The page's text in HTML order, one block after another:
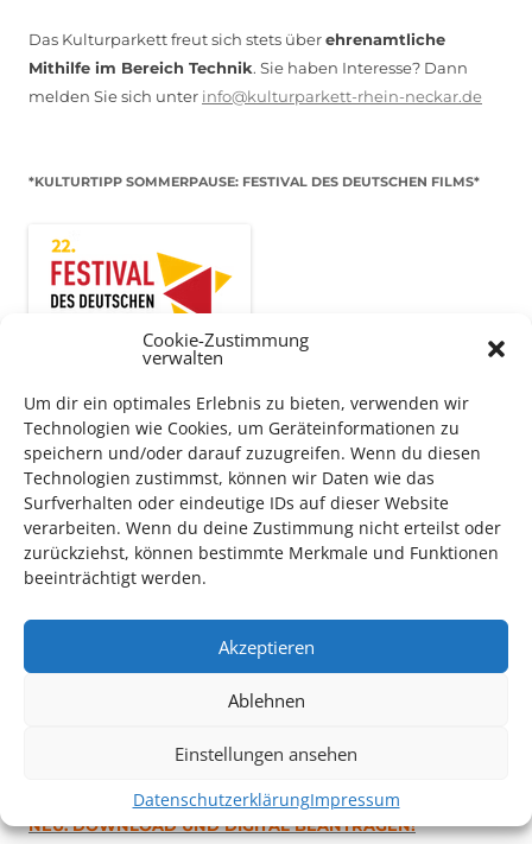
Cookie-Zustimmung
verwalten
Um dir ein optimales Erlebnis zu bieten, verwenden wir
Technologien wie Cookies, um Geräteinformationen zu
speichern und/oder darauf zuzugreifen. Wenn du diesen
Technologien zustimmst, können wir Daten wie das
Surfverhalten oder eindeutige IDs auf dieser Website
verarbeiten. Wenn du deine Zustimmung nicht erteilst oder
zurückziehst, können bestimmte Merkmale und Funktionen
beeinträchtigt werden.
Akzeptieren
Ablehnen
Einstellungen ansehen
DatenschutzerklärungImpressum
Das Kulturparkett freut sich stets überehrenamtliche
Mithilfe im Bereich Technik. Sie haben Interesse? Dann
melden Sie sich unter info@kulturparkett-rhein-neckar.de
*KULTURTIPP SOMMERPAUSE: FESTIVAL DES DEUTSCHEN FILMS*
Auch dieses Jahr findet wieder dasFestival des deutschen
Filmsin Ludwigshafen statt.
Vom 19. August bist zum 9. Septemberhaben Kulturpass-
Inhaber*innen freien Eintritt
Weitere Details zum Festival finden SieHIER
DIGITAL KULTURPASS BEANTRAGEN
NEU: DOWNLOAD UND DIGITAL BEANTRAGEN!